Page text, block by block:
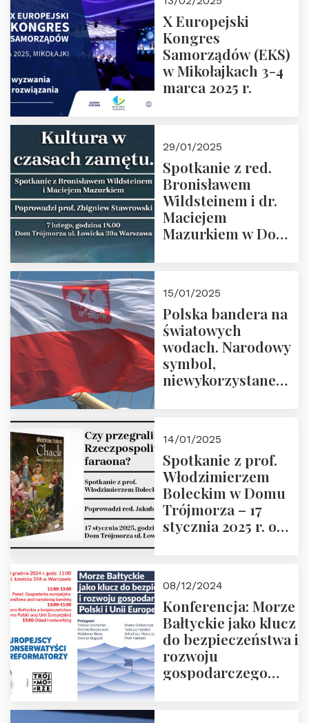
Zapraszamy
X Europejski
Kongres
Samorządów (EKS)
w Mikołajkach 3-4
marca 2025 r.
29/01/2025
Spotkanie z red.
Bronisławem
Wildsteinem i dr.
Maciejem
Mazurkiem w Domu
Prowadzi prof.
Zbigniew
Stawrowski
15/01/2025
Polska bandera na
światowych
wodach. Narodowy
symbol,
niewykorzystane
14/01/2025
Spotkanie z prof.
Włodzimierzem
Boleckim w Domu
Trójmorza – 17
stycznia 2025 r. o
08/12/2024
Konferencja: Morze
Bałtyckie jako klucz
do bezpieczeństwa i
rozwoju
gospodarczego